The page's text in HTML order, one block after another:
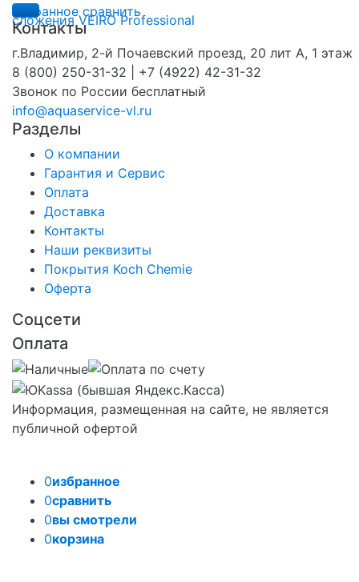
избранное сравнить
Контакты
г.Владимир, 2-й Почаевский проезд, 20 лит А, 1 этаж
8 (800) 250-31-32 | +7 (4922) 42-31-32
Звонок по России бесплатный
info@aquaservice-vl.ru
Разделы
О компании
Гарантия и Сервис
Оплата
Доставка
Контакты
Наши реквизиты
Покрытия Koch Chemie
Оферта
Соцсети
Оплата
Информация, размещенная на сайте, не является
публичной офертой
0избранное
0сравнить
0вы смотрели
0корзина